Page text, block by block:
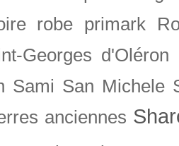
robe primark
Georges d'Oléron
Sami San Michele
anciennes